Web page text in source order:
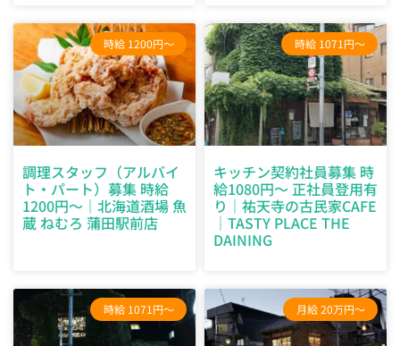
時給 1200円～
調理スタッフ（アルバイ
ト・パート）募集 時給
1200円～｜北海道酒場 魚
蔵 ねむろ 蒲田駅前店
時給 1071円～
キッチン契約社員募集 時
給1080円～ 正社員登用有
り｜祐天寺の古民家CAFE
｜TASTY PLACE THE
DAINING
時給 1071円～ 月給 20万円～